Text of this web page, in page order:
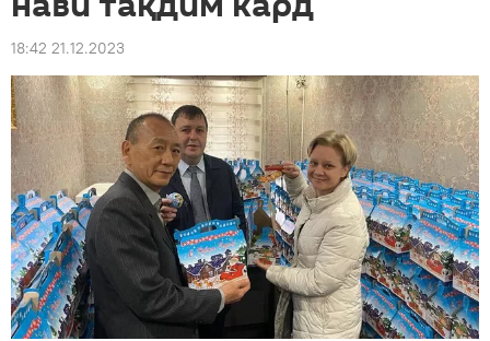
18:42 21.12.2023